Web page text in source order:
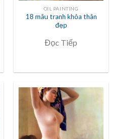
OIL PAINTING
18 mâu tranh khỏa thân
đẹp
Đọc Tiếp